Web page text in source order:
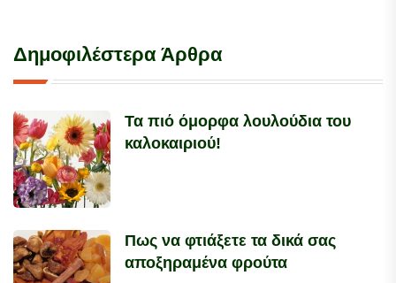
Δημοφιλέστερα Άρθρα
Τα πιό όμορφα λουλούδια του
καλοκαιριού!
Πως να φτιάξετε τα δικά σας
αποξηραμένα φρούτα